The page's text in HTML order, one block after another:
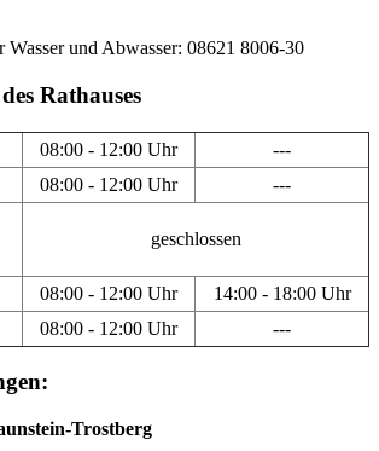
Wasser und Abwasser: 08621 8006-30
Rathauses
08:00 - 12:00 Uhr
---
08:00 - 12:00 Uhr ---
geschlossen
08:00 - 12:00 Uhr
14:00 - 18:00 Uhr
08:00 - 12:00 Uhr ---
Trostberg